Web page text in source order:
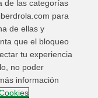
2026
de las categorías
para
de ellas y
que el bloqueo
tu experiencia
no poder
información